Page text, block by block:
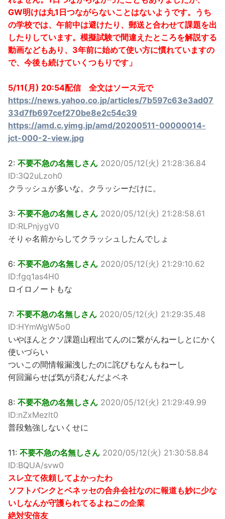
GW明けは丸1日つながらないことはないようです。うち
の学校では、午前中は避けたり、郵送と合わせて課題を出
したりしています。模擬試験で間違えたところを解説する
動画などもあり、3年前に始めて使い方に慣れていますの
で、今後も続けていくつもりです」
5/11(月) 20:54配信 全文はソース元で
https://news.yahoo.co.jp/articles/7b597c63e3ad07
33d7fb697cef270be8e2c54c39
https://amd.c.yimg.jp/amd/20200511-00000014-
jct-000-2-view.jpg
2: 不要不急の名無しさん 2020/05/12(火) 21:28:36.84
ID:3Q2uLzoh0
クラッシュが多いな。クラッシーだけに。
3: 不要不急の名無しさん 2020/05/12(火) 21:28:58.61
ID:RLPnjygV0
そりゃ名前からしてクラッシュしたんでしょ
6: 不要不急の名無しさん 2020/05/12(火) 21:29:10.62
ID:fgq1as4H0
ロイロノートもな
7: 不要不急の名無しさん 2020/05/12(火) 21:29:35.48
ID:HYmWgW5o0
いやほんとクソ課題山程出てんのに繋がんねーしとにかく
使いづらい
ついこの間情報漏洩したのに詫びもなんもねーし
何回漏らせば気が済むんだよベネ
8: 不要不急の名無しさん 2020/05/12(火) 21:29:49.99
ID:nZxMezlt0
普段勉強しないくせに
11: 不要不急の名無しさん 2020/05/12(火) 21:30:58.84
ID:BQUA/svw0
スレ立て依頼してよかったわ
ソフトバンクとベネッセの合弁会社なのに報道も妙に少な
いしなんか守護られてるよねこの企業
絶対安倍友